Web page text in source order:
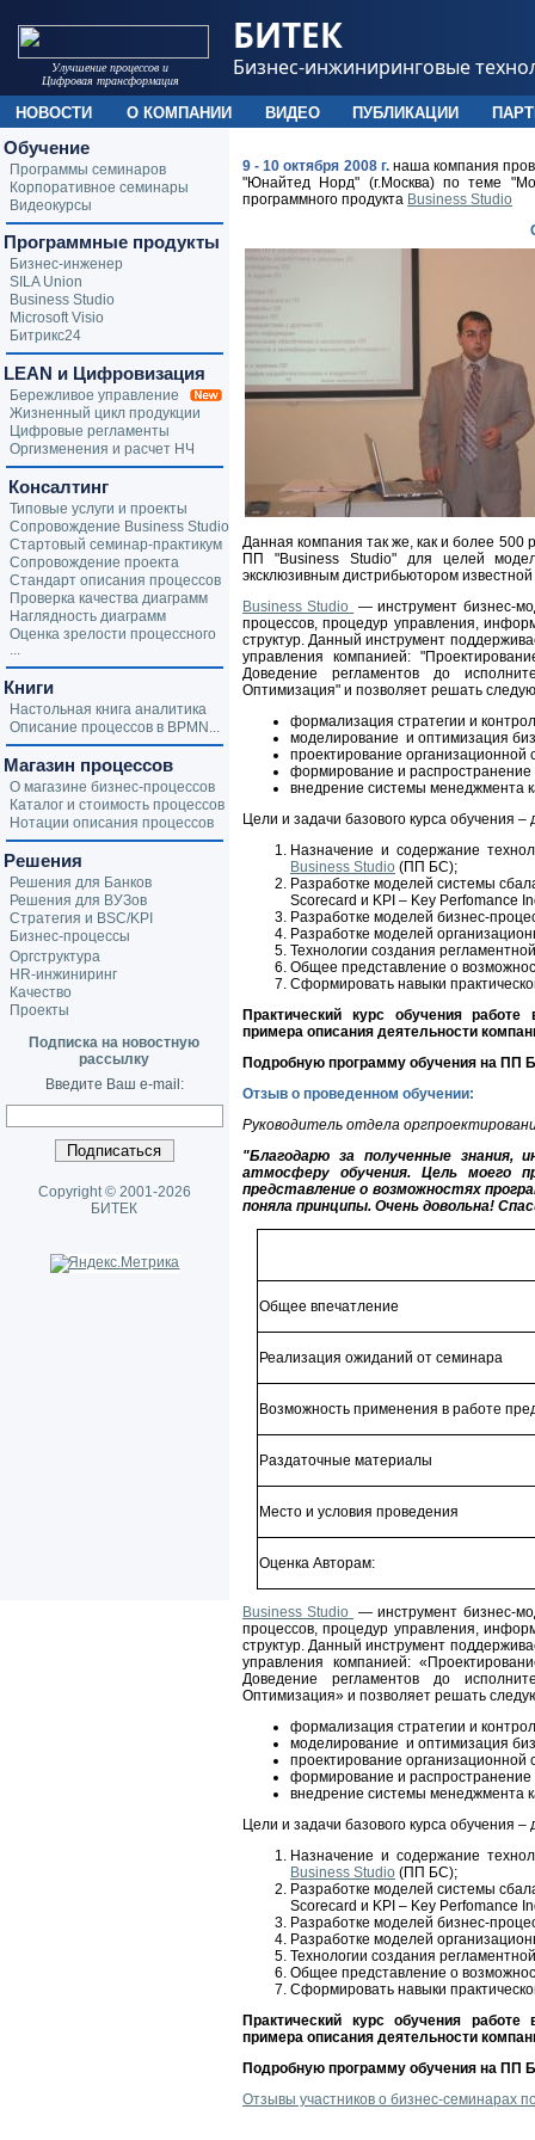
9 - 10 октября 2008 г.наша компания
"Юнайтед Норд" (г.Москва) по теме
программного продукта Business Studio
Данная компания так же, как и более 500
ПП "Business Studio" для целей
эксклюзивным дистрибьютором
Business Studio — инструмент бизнес-
процессов, процедур управления,
структур. Данный инструмент
управления компанией:
Доведение регламентов до
Оптимизация" и позволяет решать
формализация стратегии и
моделирование и оптимизация
проектирование организационной
формирование и
внедрение системы менеджмента
Цели и задачи базового курса обучения –
Назначение и содержание
Business Studio (ПП БС);
Разработке моделей системы
Scorecard и KPI – Key Perfomance
Разработке моделей бизнес-
Разработке моделей
Технологии создания
Общее представление о
Сформировать навыки
Практический курс обучения
примера описания деятельности
Подробную программу обучения на ПП
Отзыв о проведенном обучении:
Руководитель отдела
"Благодарю за полученные знания,
атмосферу обучения. Цель моего
представление о возможностях
поняла принципы. Очень довольна!
Общее впечатление
Реализация ожиданий от семинара
Возможность применения в работе
Раздаточные материалы
Место и условия проведения
Оценка Авторам:
Business Studio — инструмент бизнес-
процессов, процедур управления,
структур. Данный инструмент
управления компанией:
Доведение регламентов до
Оптимизация» и позволяет решать
формализация стратегии и
моделирование и оптимизация
проектирование организационной
формирование и
внедрение системы менеджмента
Цели и задачи базового курса обучения –
Назначение и содержание
Business Studio (ПП БС);
Разработке моделей системы
Scorecard и KPI – Key Perfomance
Разработке моделей бизнес-
Разработке моделей
Технологии создания
Общее представление о
Сформировать навыки
Практический курс обучения
примера описания деятельности
Подробную программу обучения на ПП
Отзывы участников о бизнес-семинарах
Обучение
Программы семинаров
Корпоративное семинары
Видеокурсы
Программные продукты
Бизнес-инженер
SILA Union
Business Studio
Microsoft Visio
Битрикс24
LEAN и Цифровизация
Бережливое управление
Жизненный цикл продукции
Цифровые регламенты
Оргизменения и расчет НЧ
Консалтинг
Типовые услуги и проекты
Сопровождение Business Studio
Стартовый семинар-практикум
Сопровождение проекта
Стандарт описания процессов
Проверка качества диаграмм
Наглядность диаграмм
Оценка зрелости процессного
...
Книги
Настольная книга аналитика
Описание процессов в BPMN...
Магазин процессов
О магазине бизнес-процессов
Каталог и стоимость процессов
Нотации описания процессов
Решения
Решения для Банков
Решения для ВУЗов
Стратегия и BSC/KPI
Бизнес-процессы
Оргструктура
HR-инжиниринг
Качество
Проекты
Подписка на новостную
рассылку
Введите Ваш e-mail:
Copyright © 2001-2026
БИТЕК
Улучшение процессов и
Цифровая трансформация
БИТЕК
Бизнес-инжиниринговые
НОВОСТИ О КОМПАНИИ ВИДЕО ПУБЛИКАЦИИ